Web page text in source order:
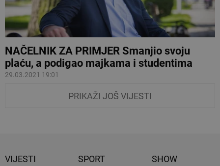
NAČELNIK ZA PRIMJER Smanjio svoju
plaću, a podigao majkama i studentima
29.03.2021 19:01
PRIKAŽI JOŠ VIJESTI
VIJESTI SPORT SHOW